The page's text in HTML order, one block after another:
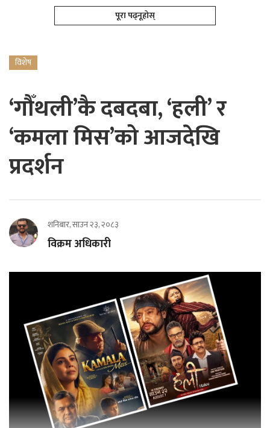
पूरा पढ्नूहोस्
विशेष
‘गौँथली’कै दबदबा, ‘हली’ र
‘कमला मिस’को आजदेखि
प्रदर्शन
शनिबार, साउन २३, २०८३
विक्रम अधिकारी